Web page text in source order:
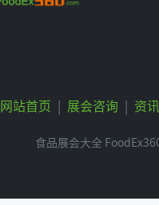
网站首页 | 展会咨询 | 资
食品展会大全